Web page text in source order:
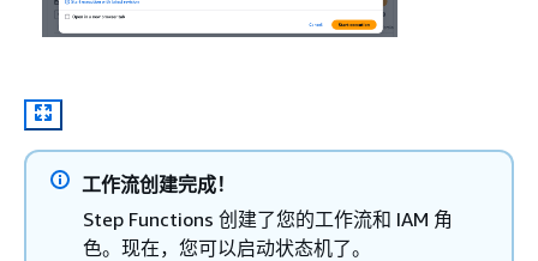
工作流创建完成！
Step Functions 创建了您的工作流和 IAM 角
色。现在，您可以启动状态机了。